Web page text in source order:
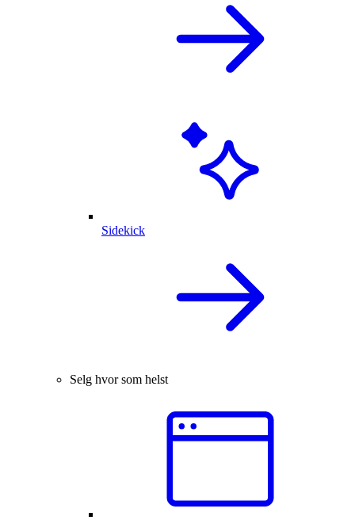
Sidekick
Selg hvor som helst